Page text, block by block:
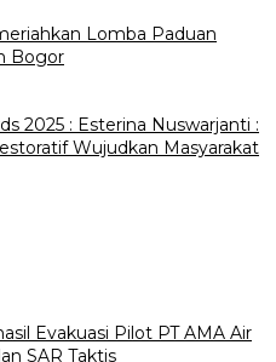
Lomba Paduan
Bogor
2025 : Esterina Nuswarjanti :
Wujudkan Masyarakat
Evakuasi Pilot PT AMA Air
SAR Taktis